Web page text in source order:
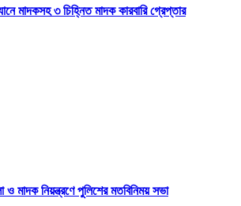
মাদকসহ ৩ চিহ্নিত মাদক কারবারি গ্রেপ্তার
মাদক নিয়ন্ত্রণে পুলিশের মতবিনিময় সভা